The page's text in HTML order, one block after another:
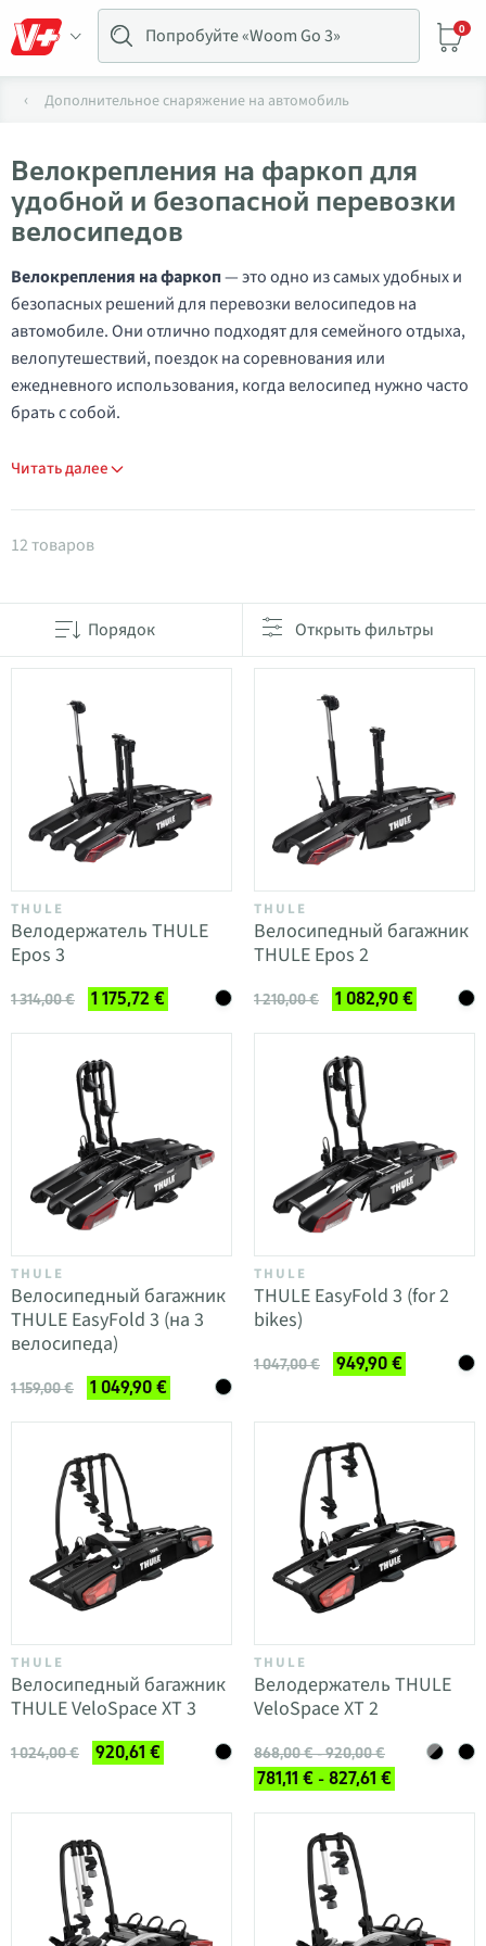
0
Дополнительное снаряжение на автомобиль
Велокрепления на фаркоп для
удобной и безопасной перевозки
велосипедов
Велокрепления на фаркоп— это одно из самых удобных и
безопасных решений для перевозки велосипедов на
автомобиле. Они отлично подходят для семейного отдыха,
велопутешествий, поездок на соревнования или
ежедневного использования, когда велосипед нужно часто
брать с собой.
Читать далее
Товары в категории Велобагажники на фаркоп
12 товаров
Порядок Открыть фильтры
THULE
Велодержатель THULE
Epos 3
1 314,00 € 1 175,72 €
THULE
Велосипедный багажник
THULE Epos 2
1 210,00 € 1 082,90 €
THULE
Велосипедный багажник
THULE EasyFold 3 (на 3
велосипеда)
1 159,00 € 1 049,90 €
THULE
THULE EasyFold 3 (for 2
bikes)
1 047,00 € 949,90 €
THULE
Велосипедный багажник
THULE VeloSpace XT 3
1 024,00 € 920,61 €
THULE
Велодержатель THULE
VeloSpace XT 2
868,00 € - 920,00 €
781,11 € - 827,61 €